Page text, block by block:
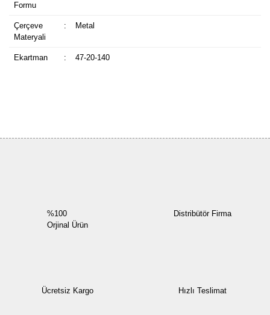
Formu
Çerçeve
Materyali
: Metal
Ekartman : 47-20-140
%100
Orjinal Ürün
Distribütör Firma
Ücretsiz Kargo Hızlı Teslimat